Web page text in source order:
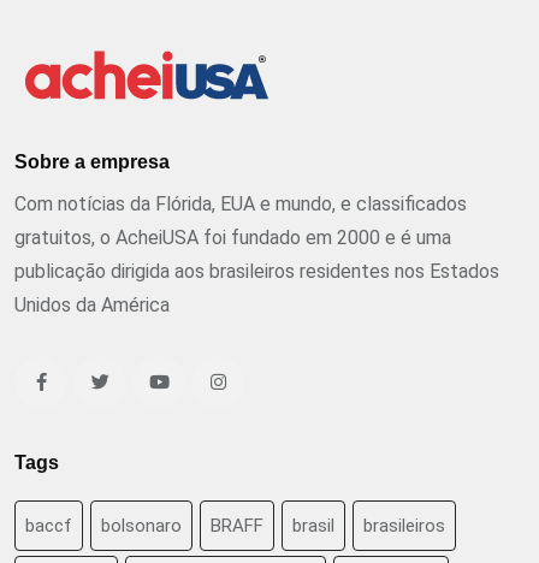
Sobre a empresa
Com notícias da Flórida, EUA e mundo, e classificados
gratuitos, o AcheiUSA foi fundado em 2000 e é uma
publicação dirigida aos brasileiros residentes nos Estados
Unidos da América
Tags
baccf bolsonaro BRAFF brasil brasileiros